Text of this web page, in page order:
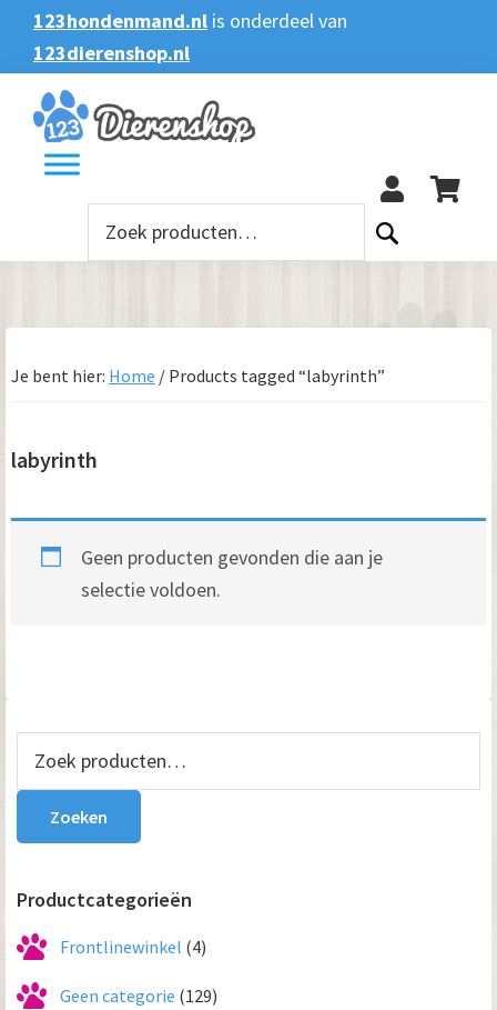
Spring
naar
de
hoofdnavigatie
Door
naar
de
hoofd
inhoud
Spring
naar
de
eerste
sidebar
Spring
naar
de
voettekst
123hondenmand.nl is onderdeel van
123dierenshop.nl
Zoeken
Zoeken
naar:
Je bent hier: Home / Products tagged “labyrinth”
labyrinth
Geen producten gevonden die aan je
selectie voldoen.
Primaire
Sidebar
naar:
Zoeken
Productcategorieën
Frontlinewinkel (4)
Geen categorie (129)